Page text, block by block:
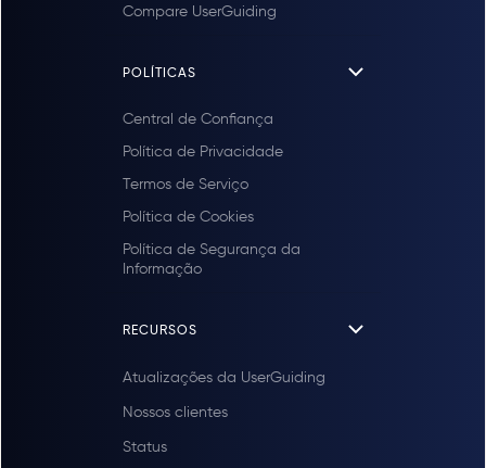
Compare UserGuiding
POLÍTICAS
Central de Confiança
Política de Privacidade
Termos de Serviço
Política de Cookies
Política de Segurança da
Informação
RECURSOS
Atualizações da UserGuiding
Nossos clientes
Status